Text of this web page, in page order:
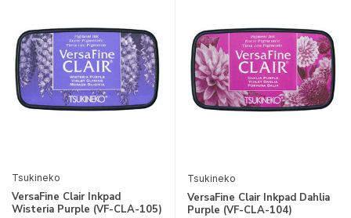
Tsukineko
VersaFine Clair Inkpad
Wisteria Purple (VF-CLA-105)
Tsukineko
VersaFine Clair Inkpad Dahlia
Purple (VF-CLA-104)